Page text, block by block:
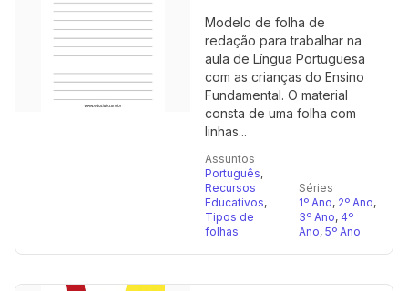
Modelo de folha de
redação para trabalhar na
aula de Língua Portuguesa
com as crianças do Ensino
Fundamental. O material
consta de uma folha com
linhas...
Assuntos
Português,
Recursos
Educativos,
Tipos de
folhas
Séries
1º Ano, 2º Ano,
3º Ano, 4º
Ano, 5º Ano